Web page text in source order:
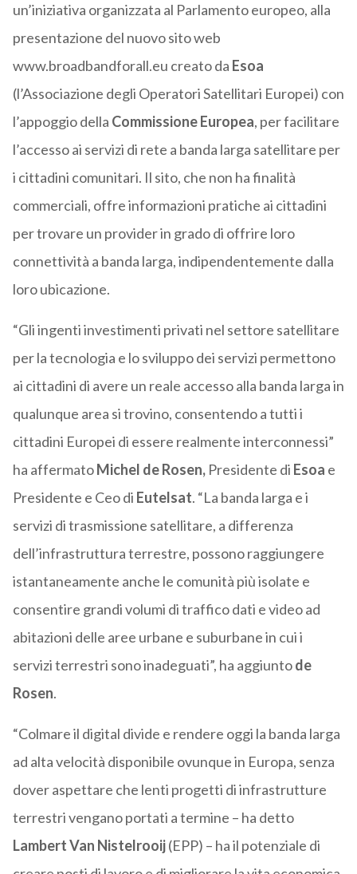
un’iniziativa organizzata al Parlamento europeo, alla
presentazione del nuovo sito web
www.broadbandforall.eu creato da Esoa
(l’Associazione degli Operatori Satellitari Europei) con
l’appoggio della Commissione Europea, per facilitare
l’accesso ai servizi di rete a banda larga satellitare per
i cittadini comunitari. Il sito, che non ha finalità
commerciali, offre informazioni pratiche ai cittadini
per trovare un provider in grado di offrire loro
connettività a banda larga, indipendentemente dalla
loro ubicazione.
“Gli ingenti investimenti privati nel settore satellitare
per la tecnologia e lo sviluppo dei servizi permettono
ai cittadini di avere un reale accesso alla banda larga in
qualunque area si trovino, consentendo a tutti i
cittadini Europei di essere realmente interconnessi”
ha affermatoMichel de Rosen, Presidente di Esoa e
Presidente e Ceo di Eutelsat. “La banda larga e i
servizi di trasmissione satellitare, a differenza
dell’infrastruttura terrestre, possono raggiungere
istantaneamente anche le comunità più isolate e
consentire grandi volumi di traffico dati e video ad
abitazioni delle aree urbane e suburbane in cui i
servizi terrestri sono inadeguati”, ha aggiuntode
Rosen.
“Colmare il digital divide e rendere oggi la banda larga
ad alta velocità disponibile ovunque in Europa, senza
dover aspettare che lenti progetti di infrastrutture
terrestri vengano portati a termine – ha detto
Lambert Van Nistelrooij(EPP) – ha il potenziale di